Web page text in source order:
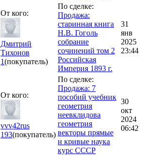
От кого:
Дмитрий
Тихонов
1(покупатель)
По сделке:
Продажа:
старинная книга
Н.В. Гоголь
собрание
сочинений том 2
Российская
Империя 1893 г.
31
янв
2025
23:44
От кого:
vvv42rus
193(покупатель)
По сделке:
Продажа: 7
пособий учебник
геометрия
неевклидова
геометрия
векторы прямые
и кривые наука
курс СССР
30
окт
2024
06:42